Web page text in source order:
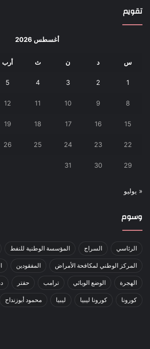
تقويم
أغسطس 2026
س د ن ث أرب
1
2
3
4
5
8
9
10
11
12
15
16
17
18
19
22
23
24
25
26
29
30
31
« يوليو
وسوم
الرئاسي السراج المؤسسة الوطنية للنفط
المركز الوطني لمكافحة الأمراض المفقودين
الهجرة الوضع الوبائي ترامب حفتر
كورونا كورونا ليبيا ليبيا محمود أبوزنداح